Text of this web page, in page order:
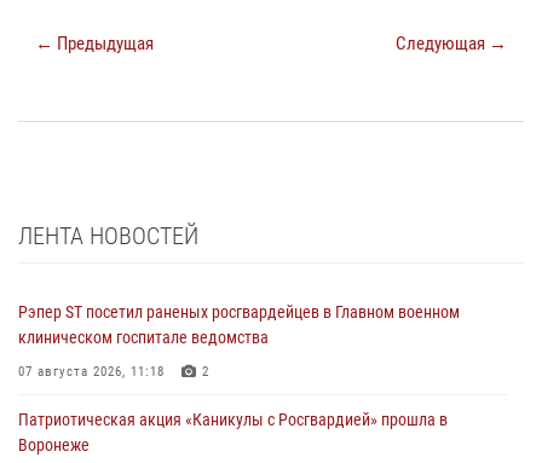
← Предыдущая Следующая →
ЛЕНТА НОВОСТЕЙ
Рэпер ST посетил раненых росгвардейцев в Главном военном
клиническом госпитале ведомства
07 августа 2026, 11:18 2
Патриотическая акция «Каникулы с Росгвардией» прошла в
Воронеже